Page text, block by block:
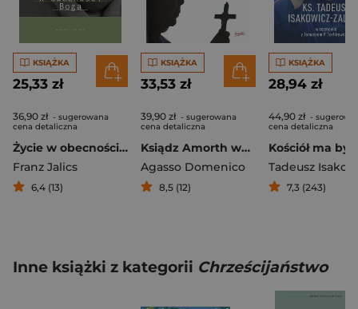
KSIĄŻKA
25,33 zł
36,90 zł - sugerowana
cena detaliczna
Życie w obecności Boga
Franz Jalics
6,4 (13)
KSIĄŻKA
33,53 zł
39,90 zł - sugerowana
cena detaliczna
Ksiądz Amorth walczy dalej Biografia egzorcysty Watykanu
Agasso Domenico
8,5 (12)
KSIĄŻKA
28,94 zł
44,90 zł -
cena detaliczna
7,3 (243)
Inne książki z kategorii Chrześcijaństwo